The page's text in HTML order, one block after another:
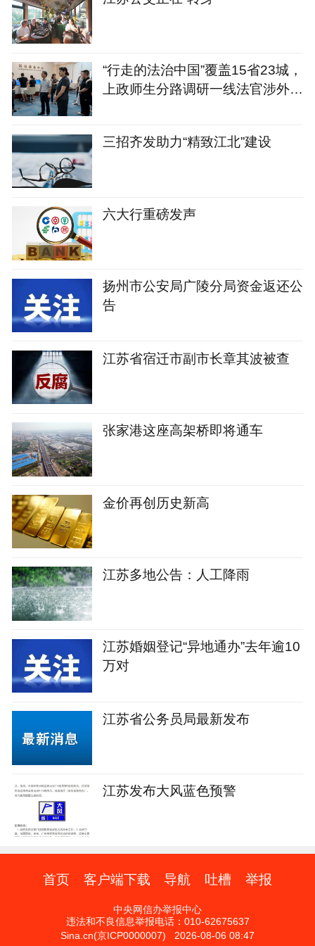
“行走的法治中国”覆盖15省23城，
上政师生分路调研一线法官涉外司
三招齐发助力“精致江北”建设
六大行重磅发声
扬州市公安局广陵分局资金返还公
告
江苏省宿迁市副市长章其波被查
张家港这座高架桥即将通车
金价再创历史新高
江苏多地公告：人工降雨
江苏婚姻登记“异地通办”去年逾10
万对
江苏省公务员局最新发布
江苏发布大风蓝色预警
首页 客户端下载 导航 吐槽 举报
中央网信办举报中心
违法和不良信息举报电话：010-62675637
Sina.cn(京ICP0000007) 2026-08-06 08:47